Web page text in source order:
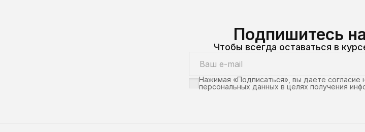
Подпишитесь
Чтобы всегда оставаться в
Нажимая «Подписаться», вы даете согласие
персональных данных в целях получения